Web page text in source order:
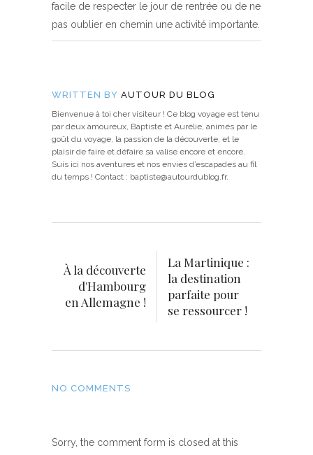
facile de respecter le jour de rentrée ou de ne
pas oublier en chemin une activité importante.
WRITTEN BY AUTOUR DU BLOG
Bienvenue à toi cher visiteur ! Ce blog voyage est tenu
par deux amoureux, Baptiste et Aurélie, animés par le
goût du voyage, la passion de la découverte, et le
plaisir de faire et défaire sa valise encore et encore.
Suis ici nos aventures et nos envies d’escapades au fil
du temps ! Contact : baptiste@autourdublog.fr.
À la découverte
d'Hambourg
en Allemagne !
La Martinique :
la destination
parfaite pour
se ressourcer !
NO COMMENTS
Sorry, the comment form is closed at this